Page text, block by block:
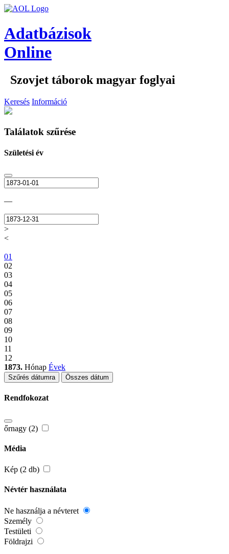
Adatbázisok
Online
Szovjet táborok magyar foglyai
Keresés Információ
Találatok szűrése
Születési év
—
>
<
01
02
03
04
05
06
07
08
09
10
11
12
1873. Hónap Évek
Szűrés dátumra Összes dátum
Rendfokozat
őrnagy (2)
Média
Kép (2 db)
Névtér használata
Ne használja a névteret
Személy
Testületi
Földrajzi